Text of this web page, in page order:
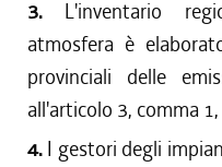
3. L'inventario
atmosfera è
provinciali delle
all'articolo 3, comma
4. I gestori degli